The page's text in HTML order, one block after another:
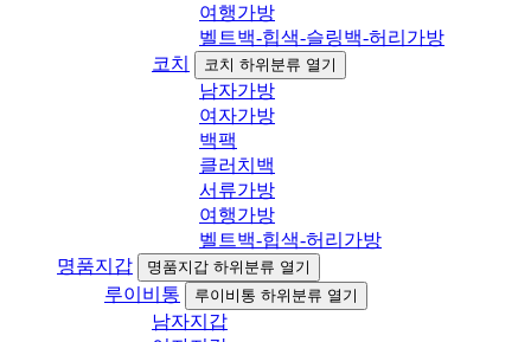
여행가방
벨트백-힙색-슬링백-허리가방
코치
코치 하위분류 열기
남자가방
여자가방
백팩
클러치백
서류가방
여행가방
벨트백-힙색-허리가방
명품지갑
명품지갑 하위분류 열기
루이비통 루이비통 하위분류 열기
남자지갑